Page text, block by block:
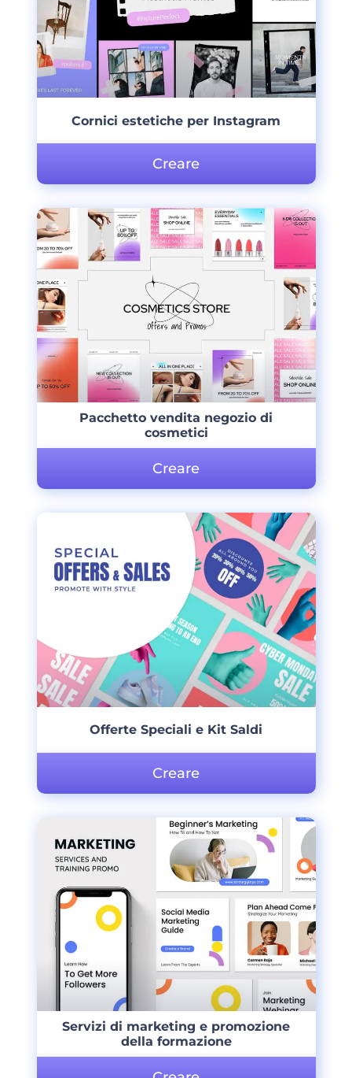
Cornici estetiche per Instagram
Creare
Pacchetto vendita negozio di
cosmetici
Creare
Offerte Speciali e Kit Saldi
Creare
Servizi di marketing e promozione
della formazione